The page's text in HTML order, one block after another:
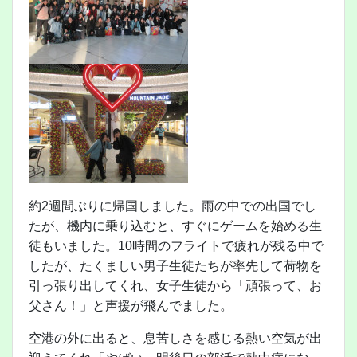
約2週間ぶりに帰国しました。雨の中での出国でし
たが、機内に乗り込むと、すぐにゲームを始める生
徒もいました。10時間のフライトで疲れが残る中で
したが、たくましい男子生徒たちが率先して荷物を
引っ張り出してくれ、女子生徒から「頑張って、お
父さん！」と声援が飛んでました。
空港の外に出ると、息苦しさを感じる熱い空気が出